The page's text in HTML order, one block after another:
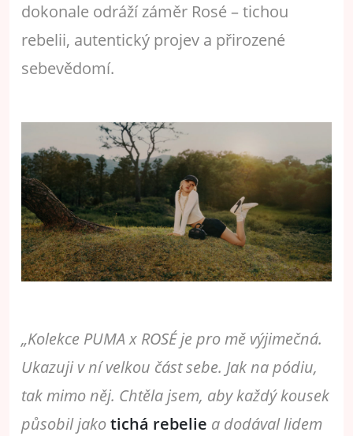
dokonale odráží záměr Rosé – tichou
rebelii, autentický projev a přirozené
sebevědomí.
„Kolekce PUMA x ROSÉ je pro mě výjimečná.
Ukazuji v ní velkou část sebe. Jak na pódiu,
tak mimo něj. Chtěla jsem, aby každý kousek
působil jakotichá rebelie a dodával lidem